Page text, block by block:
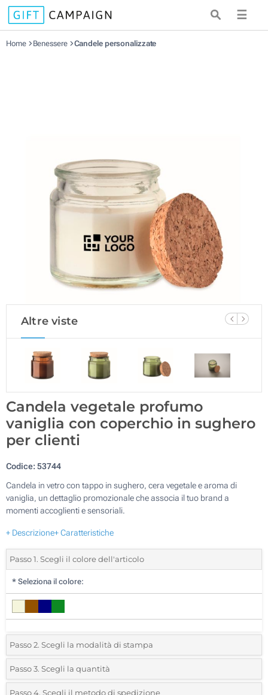
☰
Home Benessere Candele personalizzate
Altre viste
Candela vegetale profumo
vaniglia con coperchio in sughero
per clienti
Codice:53744
Candela in vetro con tappo in sughero, cera vegetale e aroma di
vaniglia, un dettaglio promozionale che associa il tuo brand a
momenti accoglienti e sensoriali.
+ Descrizione+ Caratteristiche
Passo 1. Scegli il colore dell'articolo
* Seleziona il colore:
Passo 2. Scegli la modalità di stampa
*Seleziona la posizione di stampa e il colore del vostro logo:
1 Colore (Su un lato)
Passo 3. Scegli la quantità
*Quantità desiderata:
Passo 4. Scegli il metodo di spedizione